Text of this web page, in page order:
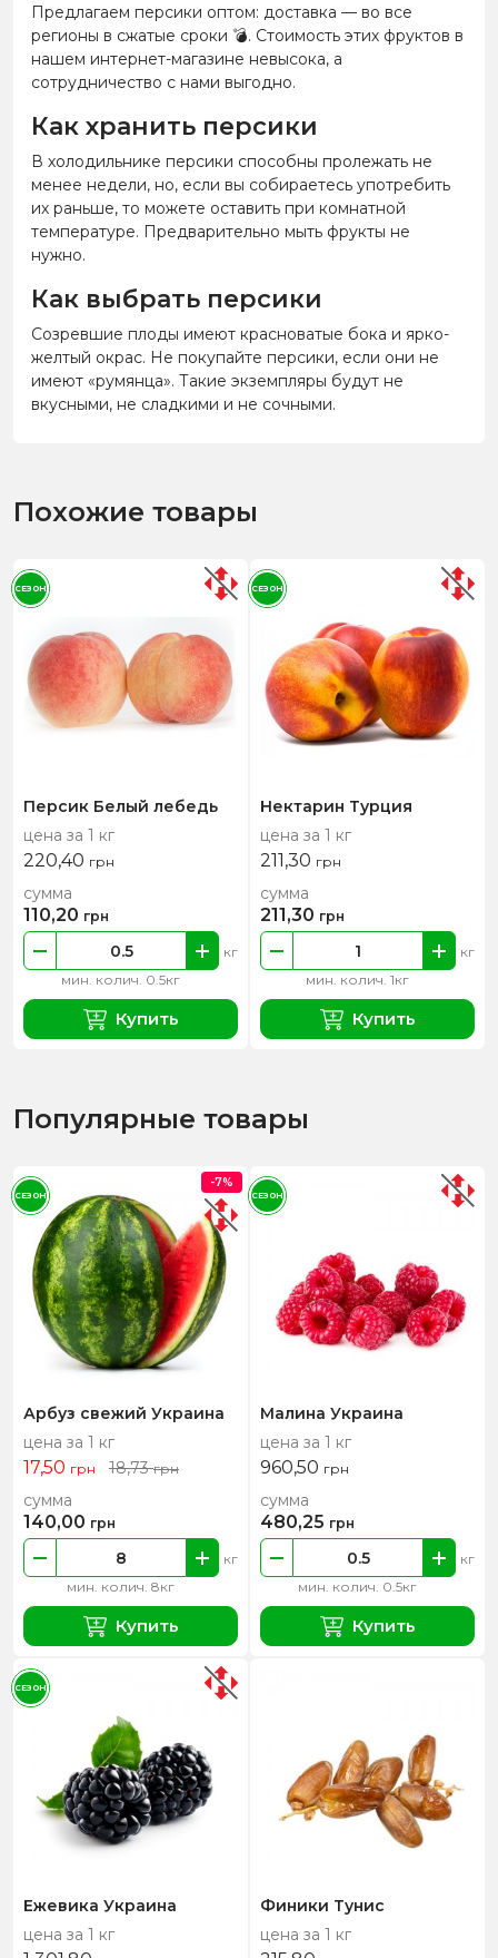
Предлагаем персики оптом: доставка — во все
регионы в сжатые сроки 💣. Стоимость этих фруктов в
нашем интернет-магазине невысока, а
сотрудничество с нами выгодно.
Как хранить персики
В холодильнике персики способны пролежать не
менее недели, но, если вы собираетесь употребить
их раньше, то можете оставить при комнатной
температуре. Предварительно мыть фрукты не
нужно.
Как выбрать персики
Созревшие плоды имеют красноватые бока и ярко-
желтый окрас. Не покупайте персики, если они не
имеют «румянца». Такие экземпляры будут не
вкусными, не сладкими и не сочными.
Похожие товары
Персик Белый лебедь
цена за 1 кг
220,40 грн
мин. колич. 0.5кг
кг
сумма
110,20 грн
Купить
СЕЗОН
Нектарин Турция
цена за 1 кг
211,30 грн
мин. колич. 1кг
кг
сумма
211,30 грн
Купить
СЕЗОН
Популярные товары
Арбуз свежий Украина
цена за 1 кг
17,50 грн 18,73грн
мин. колич. 8кг
кг
сумма
140,00 грн
Купить
-7%
СЕЗОН
Малина Украина
цена за 1 кг
960,50 грн
мин. колич. 0.5кг
кг
сумма
480,25 грн
Купить
СЕЗОН
Ежевика Украина
цена за 1 кг
СЕЗОН
Финики Тунис
цена за 1 кг